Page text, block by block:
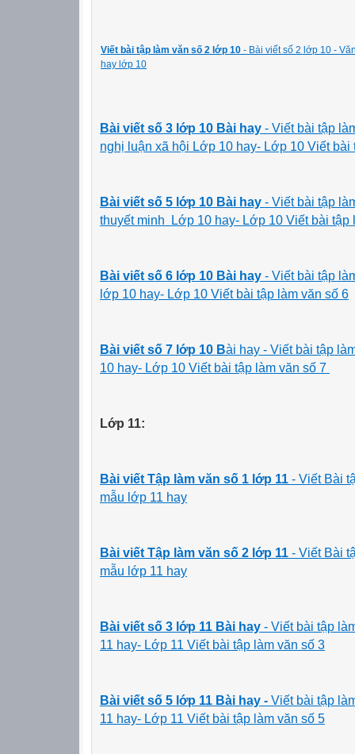
Viết bài tập làm văn số 2 lớp 10 - Bài viết số 2 lớp 10 -
hay lớp 10
Bài viết số 3 lớp 10 Bài hay - Viết bài tập
nghị luận xã hội Lớp 10 hay- Lớp 10 Viết
Bài viết số 5 lớp 10 Bài hay - Viết bài tập
thuyết minh Lớp 10 hay- Lớp 10 Viết bài tập
Bài viết số 6 lớp 10 Bài hay - Viết bài tập
lớp 10 hay- Lớp 10 Viết bài tập làm văn số 6
Bài viết số 7 lớp 10 Bài hay - Viết bài tập
10 hay- Lớp 10 Viết bài tập làm văn số 7
Lớp 11:
Bài viết Tập làm văn số 1 lớp 11 - Viết Bài
mẫu lớp 11 hay
Bài viết Tập làm văn số 2 lớp 11 - Viết Bài
mẫu lớp 11 hay
Bài viết số 3 lớp 11 Bài hay - Viết bài tập
11 hay- Lớp 11 Viết bài tập làm văn số 3
Bài viết số 5 lớp 11 Bài hay - Viết bài tập
11 hay- Lớp 11 Viết bài tập làm văn số 5